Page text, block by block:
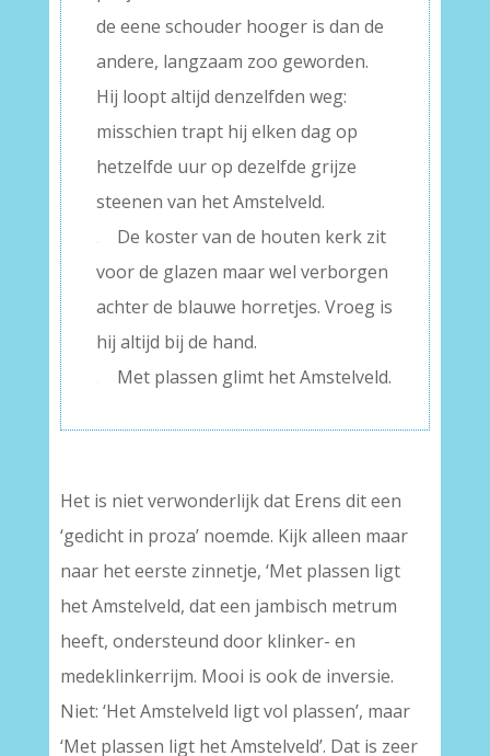
de eene schouder hooger is dan de
andere, langzaam zoo geworden.
Hij loopt altijd denzelfden weg:
misschien trapt hij elken dag op
hetzelfde uur op dezelfde grijze
steenen van het Amstelveld.
.
De koster van de houten kerk zit
voor de glazen maar wel verborgen
achter de blauwe horretjes. Vroeg is
hij altijd bij de hand.
.
Met plassen glimt het Amstelveld.
Het is niet verwonderlijk dat Erens dit een
‘gedicht in proza’ noemde. Kijk alleen maar
naar het eerste zinnetje, ‘Met plassen ligt
het Amstelveld, dat een jambisch metrum
heeft, ondersteund door klinker- en
medeklinkerrijm. Mooi is ook de inversie.
Niet: ‘Het Amstelveld ligt vol plassen’, maar
‘Met plassen ligt het Amstelveld’. Dat is zeer